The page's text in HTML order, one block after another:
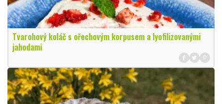
Tvarohový koláč s ořechovým korpusem a lyofilizovanými
jahodami